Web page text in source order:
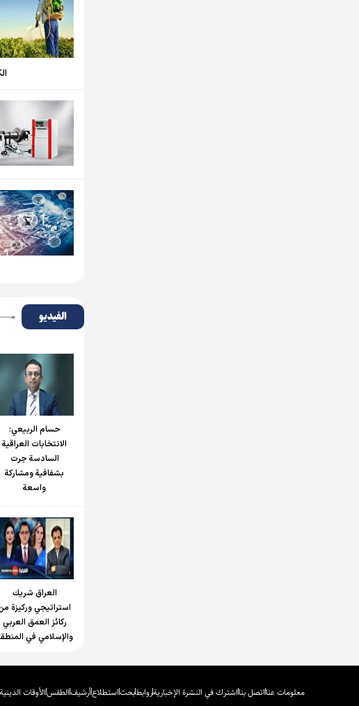
الفیدیو
حسام الربیعي:
الانتخابات العراقية
السادسة جرت
بشفافية ومشاركة
واسعة
العراق شريك
استراتيجي وركيزة
ركائز العمق العربي
والإسلامي في
معلومات عنااتصل بنااشترك في النشرة الإخباريةروابطبحثاستطلاعأرشيفالطقسالأوقات